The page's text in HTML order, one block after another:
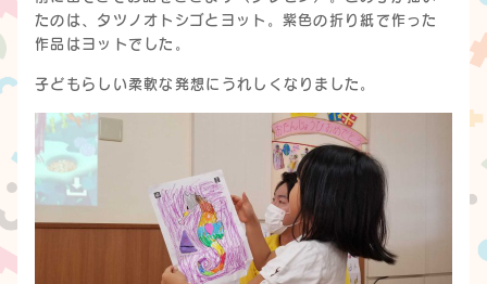
たのは、タツノオトシゴとヨット。紫色の折り紙で作った
作品はヨットでした。
子どもらしい柔軟な発想にうれしくなりました。